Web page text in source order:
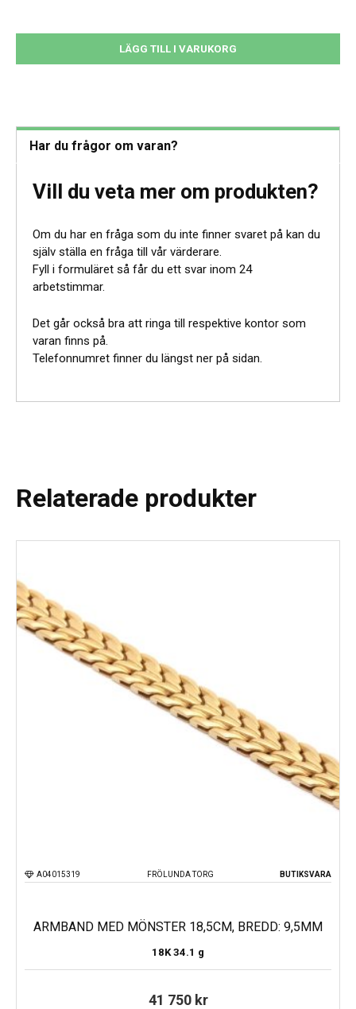
X-
STOCKHOLM,
BREDD:
mängd
LÄGG TILL I VARUKORG
Har du frågor om varan?
Vill du veta mer om produkten?
Om du har en fråga som du inte finner svaret på kan du
själv ställa en fråga till vår värderare.
Fyll i formuläret så får du ett svar inom 24
arbetstimmar.
Det går också bra att ringa till respektive kontor som
varan finns på.
Telefonnumret finner du längst ner på sidan.
Relaterade produkter
FRÖLUNDA TORG
A04015319 BUTIKSVARA
ARMBAND MED MÖNSTER 18,5CM, BREDD: 9,5MM
18K 34.1 g
41 750 kr